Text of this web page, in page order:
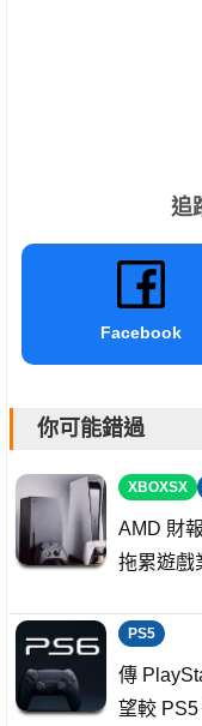
追
Facebook
你可能錯過
XBOXSX
AMD 財
拖累遊戲
PS5
傳
望較 PS5